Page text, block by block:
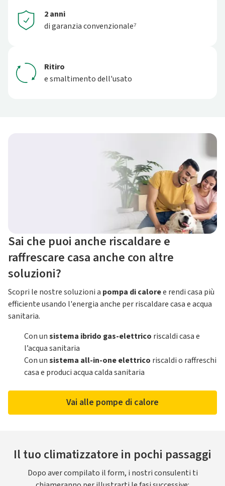
2 anni
di garanzia convenzionale⁷
Ritiro
e smaltimento dell'usato
Sai che puoi anche riscaldare e
raffrescare casa anche con altre
soluzioni?
Scopri le nostre soluzioni a pompa di caloree rendi casa più
efficiente usando l'energia anche per riscaldare casa e acqua
sanitaria.
Con unsistema ibrido gas-elettrico riscaldi casa e
l’acqua sanitaria
Con unsistema all-in-one elettrico riscaldi o raffreschi
casa e produci acqua calda sanitaria
Vai alle pompe di calore
Il tuo climatizzatore in pochi passaggi
Dopo aver compilato il form, i nostri consulenti ti